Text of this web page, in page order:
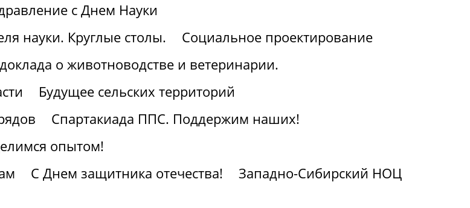
с Днем Науки
науки. Круглые столы.
Социальное проектирование
о животноводстве и ветеринарии.
Будущее сельских территорий
Спартакиада ППС. Поддержим наших!
опытом!
С Днем защитника отечества!
Западно-Сибирский НОЦ